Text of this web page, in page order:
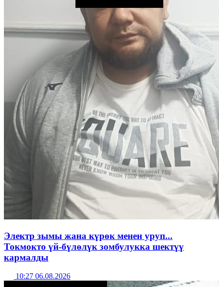
Электр зымы жана күрөк менен уруп...
Токмокто үй-бүлөлүк зомбулукка шектүү
кармалды
10:27 06.08.2026